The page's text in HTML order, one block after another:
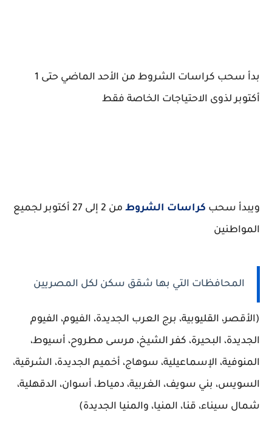
بدأ سحب كراسات الشروط من الأحد الماضي حتى 1
أكتوبر لذوى الاحتياجات الخاصة فقط
ويبدأ سحب كراسات الشروط
من 2 إلى 27 أكتوبر لجميع
المواطنين
المحافظات التي بها شقق سكن لكل المصريين
(الأقصر، القليوبية، برج العرب الجديدة، الفيوم، الفيوم
الجديدة، البحيرة، كفر الشيخ، مرسى مطروح، أسيوط،
المنوفية، الإسماعيلية، سوهاج، أخميم الجديدة، الشرقية،
السويس، بني سويف، الغربية، دمياط، أسوان، الدقهلية،
شمال سيناء، قنا، المنيا، والمنيا الجديدة)